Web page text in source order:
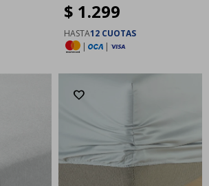
$ 1.299
HASTA12 CUOTAS
|
|